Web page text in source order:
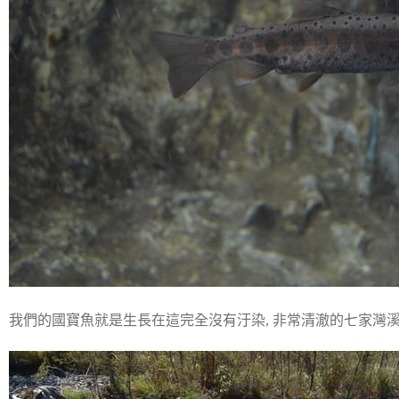
我們的國寶魚就是生長在這完全沒有汙染, 非常清澈的七家灣